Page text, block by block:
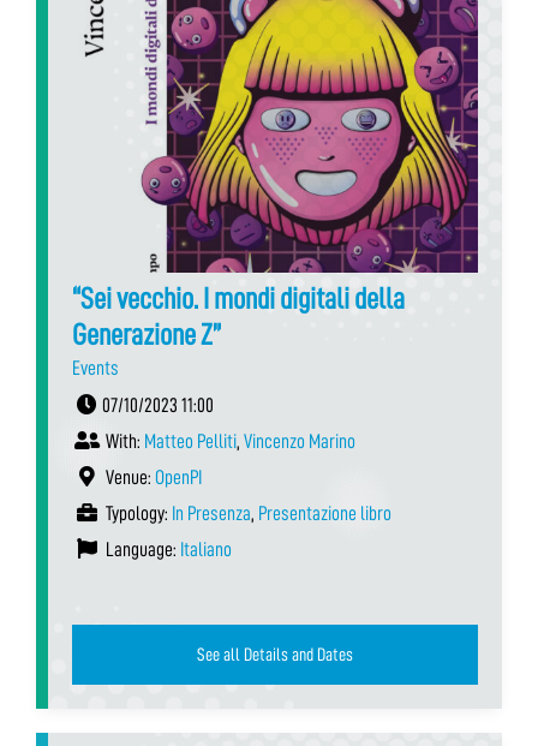
“Sei vecchio. I mondi digitali della
Generazione Z”
Events
07/10/2023 11:00
With: Matteo Pelliti, Vincenzo Marino
Venue: OpenPI
Typology: In Presenza, Presentazione libro
Language: Italiano
See all Details and Dates